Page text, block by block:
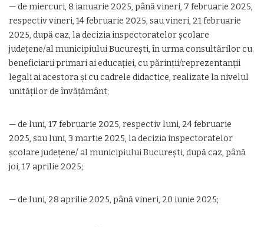
— de miercuri, 8 ianuarie 2025, până vineri, 7 februarie 2025,
respectiv vineri, 14 februarie 2025, sau vineri, 21 februarie
2025, după caz, la decizia inspectoratelor școlare
județene/al municipiului București, în urma consultărilor cu
beneficiarii primari ai educației, cu părinții/reprezentanții
legali ai acestora și cu cadrele didactice, realizate la nivelul
unităților de învățământ;
— de luni, 17 februarie 2025, respectiv luni, 24 februarie
2025, sau luni, 3 martie 2025, la decizia inspectoratelor
școlare județene/ al municipiului București, după caz, până
joi, 17 aprilie 2025;
— de luni, 28 aprilie 2025, până vineri, 20 iunie 2025;